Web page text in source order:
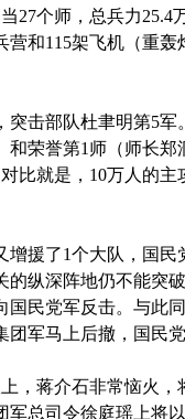
27个师，总兵力
和115架飞机（重
击部队杜聿明第5军
和荣誉第1师（师长
比就是，10万人的
援了1个大队，国民
纵深阵地仍不能突
国民党军反击。与此
团军马上后撤，国民
蒋介石非常恼火，
军总司令徐庭瑶上将